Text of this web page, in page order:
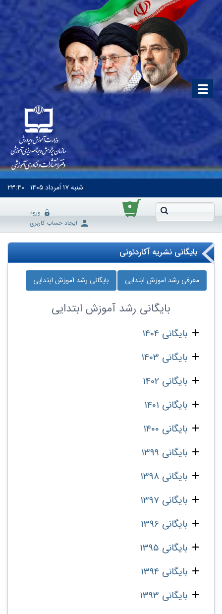
شنبه۱۷ اَمرداد ۱۴۰۵ ۲۳:۴۰
۰
ورود
ایجاد حساب کاربری
بایگانی نشریه آکاردئونی
معرفی رشد آموزش ابتدایی بایگانی رشد آموزش ابتدایی
بایگانی رشد آموزش ابتدایی
بایگانی 1404
بایگانی 1403
بایگانی 1402
بایگانی 1401
بایگانی 1400
بایگانی 1399
بایگانی 1398
بایگانی 1397
بایگانی 1396
بایگانی 1395
بایگانی 1394
بایگانی 1393